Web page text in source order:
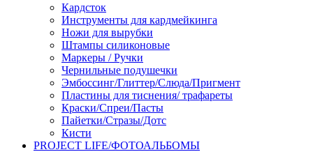
Кардсток
Инструменты для кардмейкинга
Ножи для вырубки
Штампы силиконовые
Маркеры / Ручки
Чернильные подушечки
Эмбоссинг/Глиттер/Слюда/Пригмент
Пластины для тиснения/ трафареты
Краски/Спреи/Пасты
Пайетки/Стразы/Дотс
Кисти
PROJECT LIFE/ФОТОАЛЬБОМЫ